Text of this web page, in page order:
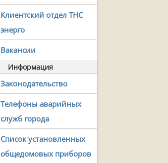
Клиентский отдел ТНС
энерго
Вакансии
Информация
Законодательство
Телефоны аварийных
служб города
Список установленных
общедомовых приборов